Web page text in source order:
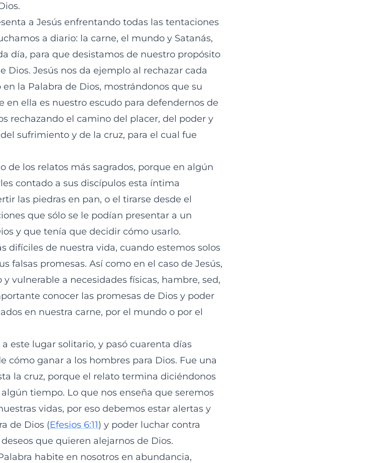
a Jesús enfrentando todas las tentaciones
a diario: la carne, el mundo y Satanás,
día, para que desistamos de nuestro propósito
Dios. Jesús nos da ejemplo al rechazar cada
la Palabra de Dios, mostrándonos que su
en ella es nuestro escudo para defendernos de
rechazando el camino del placer, del poder y
sufrimiento y de la cruz, para el cual fue
de los relatos más sagrados, porque en algún
contado a sus discípulos esta íntima
las piedras en pan, o el tirarse desde el
que sólo se le podían presentar a un
y que tenía que decidir cómo usarlo.
difíciles de nuestra vida, cuando estemos solos
falsas promesas. Así como en el caso de Jesús,
vulnerable a necesidades físicas, hambre, sed,
conocer las promesas de Dios y poder
en nuestra carne, por el mundo o por el
este lugar solitario, y pasó cuarenta días
cómo ganar a los hombres para Dios. Fue una
la cruz, porque el relato termina diciéndonos
tiempo. Lo que nos enseña que seremos
vidas, por eso debemos estar alertas y
de Dios (Efesios 6:11) y poder luchar contra
que quieren alejarnos de Dios.
habite en nosotros en abundancia,